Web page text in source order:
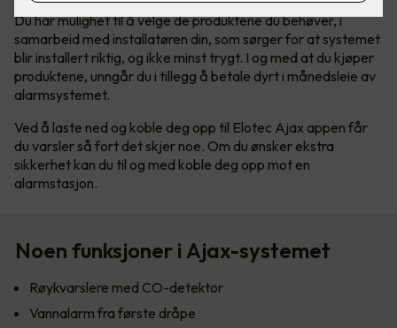
Du har mulighet til å velge de produktene du behøver, i
samarbeid med installatøren din, som sørger for at systemet
blir installert riktig, og ikke minst trygt. I og med at du kjøper
produktene, unngår du i tillegg å betale dyrt i månedsleie av
alarmsystemet.
Ved å laste ned og koble deg opp til Elotec Ajax appen får
du varsler så fort det skjer noe. Om du ønsker ekstra
sikkerhet kan du til og med koble deg opp mot en
alarmstasjon.
Noen funksjoner i Ajax-systemet
Røykvarslere med CO-detektor
Vannalarm fra første dråpe